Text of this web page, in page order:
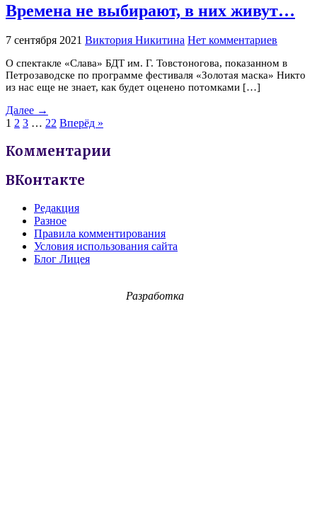
Времена не выбирают, в них живут…
7 сентября 2021 Виктория Никитина Нет комментариев
О спектакле «Слава» БДТ им. Г. Товстоногова, показанном в
Петрозаводске по программе фестиваля «Золотая маска» Никто
из нас еще не знает, как будет оценено потомками […]
Далее →
1 2 3 … 22 Вперёд »
Комментарии
ВКонтакте
Редакция
Разное
Правила комментирования
Условия использования сайта
Блог Лицея
Разработка